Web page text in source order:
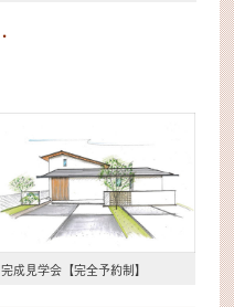
完成見学会【完全予約制】